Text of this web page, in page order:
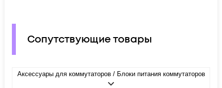
Сопутствующие товары
Аксессуары для коммутаторов / Блоки питания коммутаторов